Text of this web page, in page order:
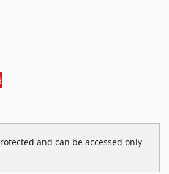
and can be accessed only